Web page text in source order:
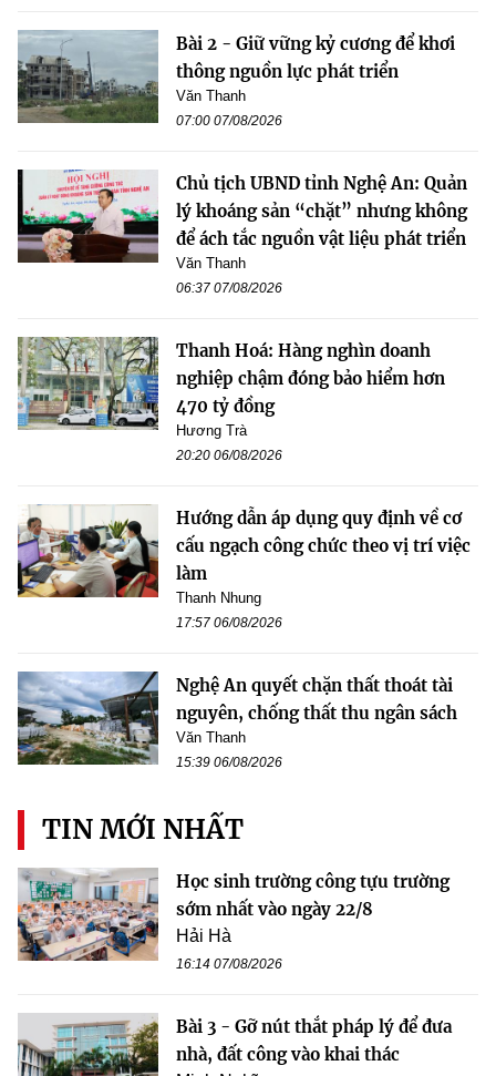
Bài 2 - Giữ vững kỷ cương để khơi
thông nguồn lực phát triển
Văn Thanh
07:00 07/08/2026
Chủ tịch UBND tỉnh Nghệ An: Quản
lý khoáng sản “chặt” nhưng không
để ách tắc nguồn vật liệu phát triển
Văn Thanh
06:37 07/08/2026
Thanh Hoá: Hàng nghìn doanh
nghiệp chậm đóng bảo hiểm hơn
470 tỷ đồng
Hương Trà
20:20 06/08/2026
Hướng dẫn áp dụng quy định về cơ
cấu ngạch công chức theo vị trí việc
làm
Thanh Nhung
17:57 06/08/2026
Nghệ An quyết chặn thất thoát tài
nguyên, chống thất thu ngân sách
Văn Thanh
15:39 06/08/2026
TIN MỚI NHẤT
Học sinh trường công tựu trường
sớm nhất vào ngày 22/8
Hải Hà
16:14 07/08/2026
Bài 3 - Gỡ nút thắt pháp lý để đưa
nhà, đất công vào khai thác